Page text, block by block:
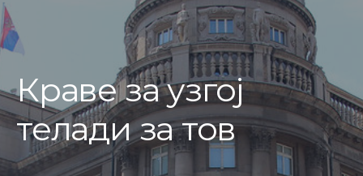
Краве за узгој
телади за тов